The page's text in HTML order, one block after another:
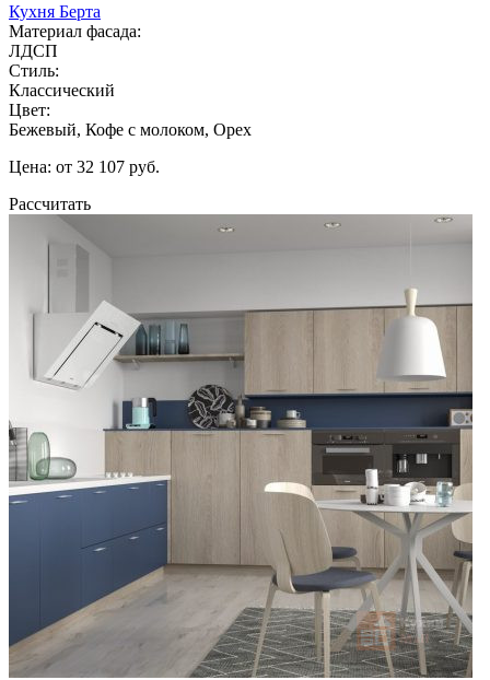
Кухня Берта
Материал фасада:
ЛДСП
Стиль:
Классический
Цвет:
Бежевый, Кофе с молоком, Орех
Цена: от 32 107 руб.
Рассчитать